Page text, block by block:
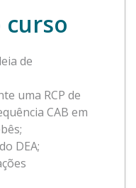
curso
de
uma RCP de
CAB em
DEA;